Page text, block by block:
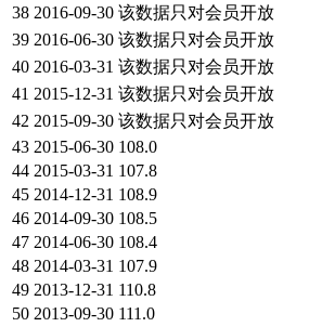
38 2016-09-30 该数据只对会员开放
39 2016-06-30 该数据只对会员开放
40 2016-03-31 该数据只对会员开放
41 2015-12-31 该数据只对会员开放
42 2015-09-30 该数据只对会员开放
43 2015-06-30 108.0
44 2015-03-31 107.8
45 2014-12-31 108.9
46 2014-09-30 108.5
47 2014-06-30 108.4
48 2014-03-31 107.9
49 2013-12-31 110.8
50 2013-09-30 111.0